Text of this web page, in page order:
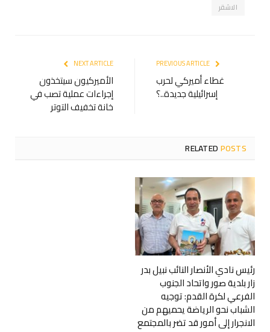
الاشقر
غطاء أميركي لحرب
إسرائيلية جديدة..؟
NEXT ARTICLE
الأميركيون سيتخذون
إجراءات عملية تصب في
خانة تخفيف التوتر
RELATEDPOSTS
رئيس نادي الأنصار النائب نبيل بدر
زار بلدية صور واتحاد الجنوب
الفرعي لكرة القدم: توجيه
الشباب نحو الرياضة يحميهم من
الانجرار إلى أمور قد تضر بالمجتمع